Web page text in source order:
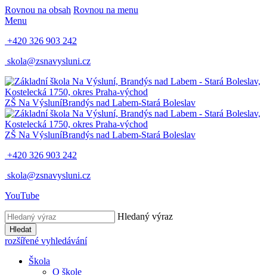
Rovnou na obsah Rovnou na menu
Menu
+420 326 903 242
skola@zsnavysluni.cz
ZŠ Na VýsluníBrandýs nad Labem-Stará Boleslav
ZŠ Na VýsluníBrandýs nad Labem-Stará Boleslav
+420 326 903 242
skola@zsnavysluni.cz
YouTube
Hledaný výraz
Hledat
rozšířené vyhledávání
Škola
O škole